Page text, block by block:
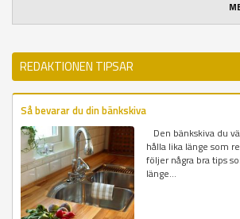
REDAKTIONEN TIPSAR
Så bevarar du din bänkskiva
Den bänkskiva du
hålla lika länge som
följer några bra tips
länge...